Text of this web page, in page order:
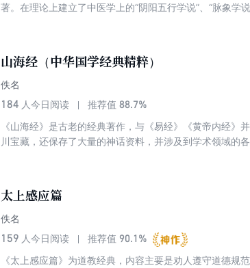
著。在理论上建立了中医学上的“阴阳五行学说”、“脉象学说
山海经（中华国学经典精粹）
佚名
184 人今日阅读 推荐值 88.7%
《山海经》是古老的经典著作，与《易经》《黄帝内经
川宝藏，还保存了大量的神话资料，并涉及到学术领域的
太上感应篇
佚名
159 人今日阅读 推荐值 90.1%
《太上感应篇》为道教经典，内容主要是劝人遵守道德